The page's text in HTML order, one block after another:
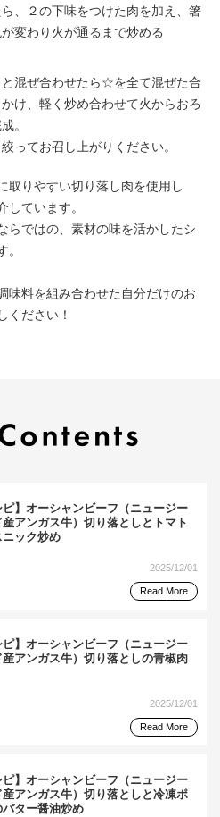
、２の下味をつけた肉を加え、箸
変わり火が通るまで炒める
混ぜ合わせたら☆を全て混ぜた合
け、軽く炒め合わせて火からおろ
。
ってお召し上がりください。
取りやすい切り落し肉を使用し
しています。
らではの、素材の味を活かしたシ
。
味料を組み合わせた自分だけのお
ください！
ピ】オーシャンビーフ（ニュージー
産アンガス牛）切り落としとトマト
ニック炒め
2025/12/01
Read More
ピ】オーシャンビーフ（ニュージー
産アンガス牛）切り落としの青椒肉
2025/12/01
Read More
ピ】オーシャンビーフ（ニュージー
産アンガス牛）切り落としと冷凍ポ
バター醤油炒め